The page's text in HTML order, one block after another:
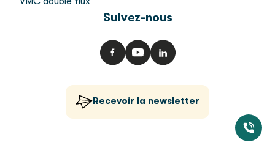
Suivez-nous
Recevoir la newsletter